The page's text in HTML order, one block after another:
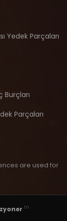
Yedek Parçaları
Burçları
Parçaları
are used for
m